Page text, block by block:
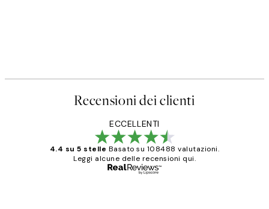
Recensioni dei clienti
ECCELLENTI
4.4 su 5 stelle Basato su 108488 valutazioni.
Leggi alcune delle recensioni qui.